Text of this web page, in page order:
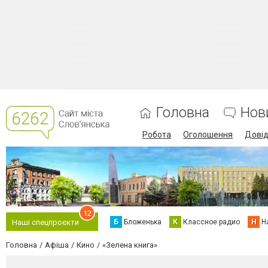
Головна
Робота Оголошення
Наші спецпроєкти
12
Б Бложенька К Классное радио Н
Головна Афіша Кино «Зелена книга»